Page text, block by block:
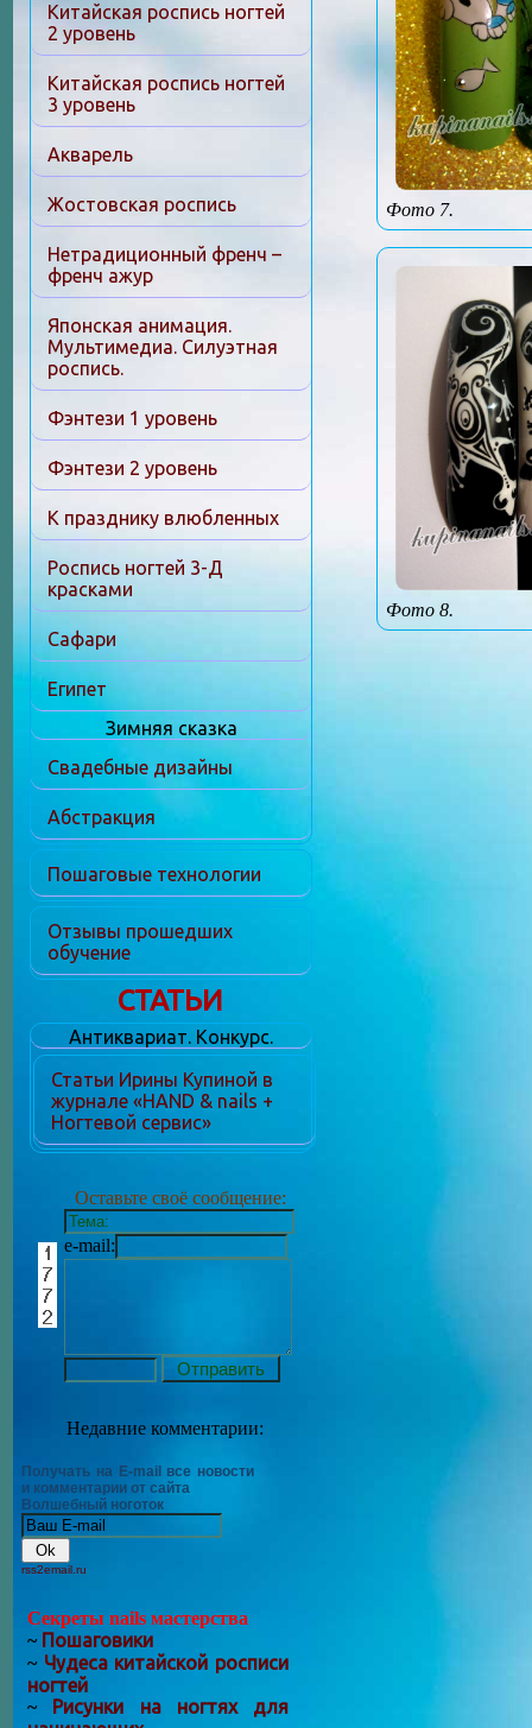
Фото 7.
Фото 8.
Китайская роспись ногтей
2 уровень
Китайская роспись ногтей
3 уровень
Акварель
Жостовская роспись
Нетрадиционный френч –
френч ажур
Японская анимация.
Мультимедиа. Силуэтная
роспись.
Фэнтези 1 уровень
Фэнтези 2 уровень
К празднику влюбленных
Роспись ногтей 3-Д
красками
Сафари
Египет
Зимняя сказка
Свадебные дизайны
Абстракция
Пошаговые технологии
Отзывы прошедших
обучение
СТАТЬИ
Антиквариат. Конкурс.
Статьи Ирины Купиной в
журнале «HAND & nails +
Ногтевой сервис»
Оставьте своё сообщение:
e-mail:
Недавние комментарии:
Получать на E-mail все новости
и комментарии от сайта
Волшебный ноготок
rss2email.ru
Секреты nails мастерства
~ Пошаговики
~ Чудеса китайской росписи
ногтей
~ Рисунки на ногтях для